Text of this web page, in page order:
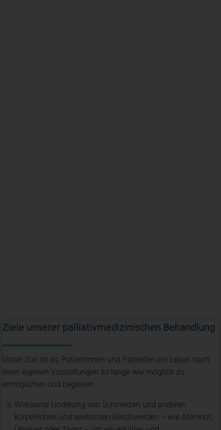
Ziele unserer palliativmedizinischen Behandlung
Unser Ziel ist es, Patientinnen und Patienten ein Leben nach
ihren eigenen Vorstellungen so lange wie möglich zu
ermöglichen und begleiten.
Wirksame Linderung von Schmerzen und anderen
körperlichen und seelischen Beschwerden – wie Atemnot,